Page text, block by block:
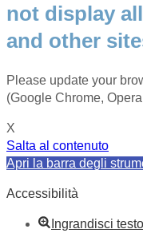
not display
and other
Please update your
(Google Chrome,
X
Salta al contenuto
Apri la barra degli
Accessibilità
Ingrandisci testo